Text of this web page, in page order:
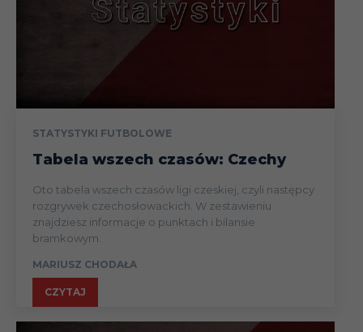
STATYSTYKI FUTBOLOWE
Tabela wszech czasów: Czechy
Oto tabela wszech czasów ligi czeskiej, czyli następcy
rozgrywek czechosłowackich. W zestawieniu
znajdziesz informacje o punktach i bilansie
bramkowym.
MARIUSZ CHODAŁA
CZYTAJ